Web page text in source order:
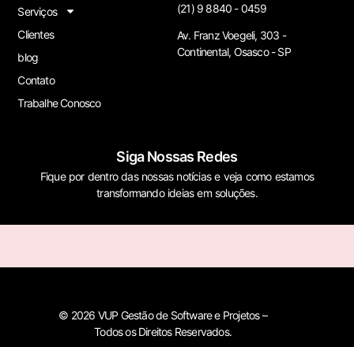
Serviços
Clientes
blog
Contato
Trabalhe Conosco
(21) 9 8840 - 0459
Av. Franz Voegeli, 303 -
Continental, Osasco - SP
Siga Nossas Redes
Fique por dentro das nossas notícias e veja como estamos
transformando ideias em soluções.
© 2026 VUP Gestão de Software e Projetos –
Todos os Direitos Reservados.